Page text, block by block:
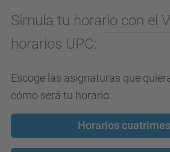
Simula tu horario con el
horarios UPC:
Escoge las asignaturas que
cómo será tu horario:
Horarios